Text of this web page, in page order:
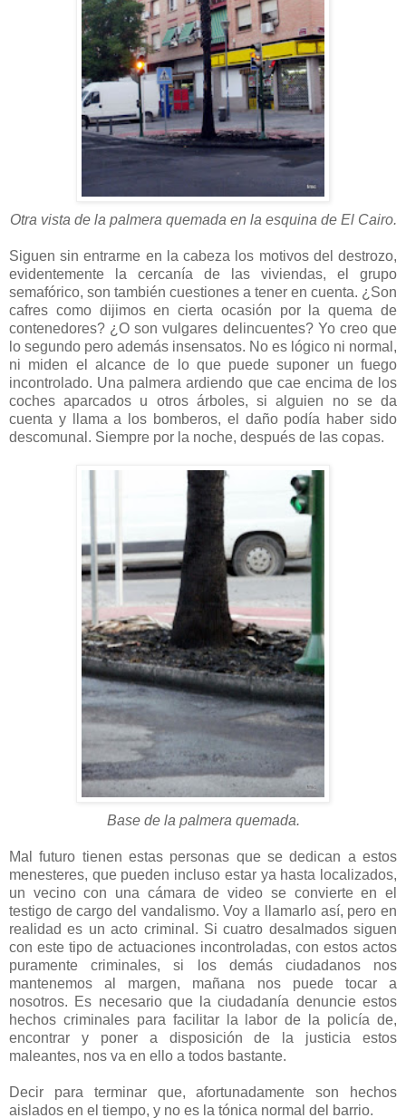
Otra vista de la palmera quemada en la esquina de El Cairo.
Siguen sin entrarme en la cabeza los motivos del destrozo,
evidentemente la cercanía de las viviendas, el grupo
semafórico, son también cuestiones a tener en cuenta. ¿Son
cafres como dijimos en cierta ocasión por la quema de
contenedores? ¿O son vulgares delincuentes? Yo creo que
lo segundo pero además insensatos. No es lógico ni normal,
ni miden el alcance de lo que puede suponer un fuego
incontrolado. Una palmera ardiendo que cae encima de los
coches aparcados u otros árboles, si alguien no se da
cuenta y llama a los bomberos, el daño podía haber sido
descomunal. Siempre por la noche, después de las copas.
Base de la palmera quemada.
Mal futuro tienen estas personas que se dedican a estos
menesteres, que pueden incluso estar ya hasta localizados,
un vecino con una cámara de video se convierte en el
testigo de cargo del vandalismo. Voy a llamarlo así, pero en
realidad es un acto criminal. Si cuatro desalmados siguen
con este tipo de actuaciones incontroladas, con estos actos
puramente criminales, si los demás ciudadanos nos
mantenemos al margen, mañana nos puede tocar a
nosotros. Es necesario que la ciudadanía denuncie estos
hechos criminales para facilitar la labor de la policía de,
encontrar y poner a disposición de la justicia estos
maleantes, nos va en ello a todos bastante.
Decir para terminar que, afortunadamente son hechos
aislados en el tiempo, y no es la tónica normal del barrio.